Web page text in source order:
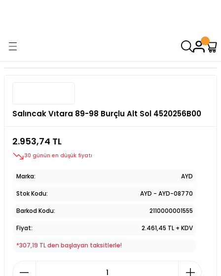
Salıncak Vıtara 89-98 Burçlu Alt Sol 4520256B00
2.953,74 TL
30 günün en düşük fiyatı
Marka AYD
Stok Kodu AYD - AYD-08770
Barkod Kodu 2110000001555
Fiyat 2.461,45 TL + KDV
*307,19 TL den başlayan taksitlerle!